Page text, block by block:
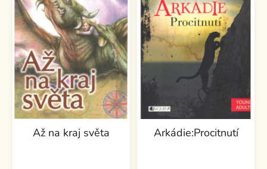
Až na kraj světa Arkádie:Procitnutí